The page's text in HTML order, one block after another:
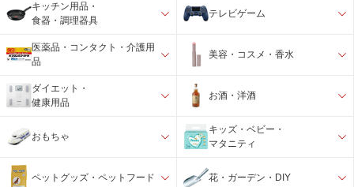
キッチン用品・
食器・調理器具
テレビゲーム
医薬品・コンタクト・介護用
品
美容・コスメ・香水
ダイエット・
健康用品
お酒・洋酒
おもちゃ
キッズ・ベビー・
マタニティ
ペットグッズ・ペットフード 花・ガーデン・DIY